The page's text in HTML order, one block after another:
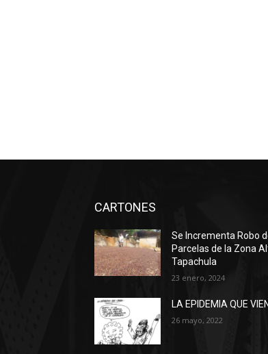
CARTONES
Se Incrementa Robo
Parcelas de la Zona
Tapachula
23 enero, 2024
LA EPIDEMIA QUE
26 mayo, 2022